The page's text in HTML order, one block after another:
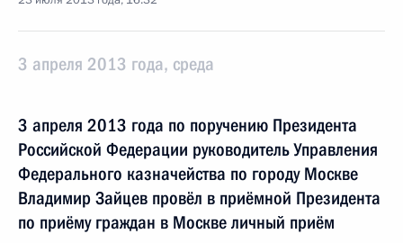
3 апреля 2013 года, среда
3 апреля 2013 года по поручению Президента
Российской Федерации руководитель Управления
Федерального казначейства по городу Москве
Владимир Зайцев провёл в приёмной Президента
по приёму граждан в Москве личный приём